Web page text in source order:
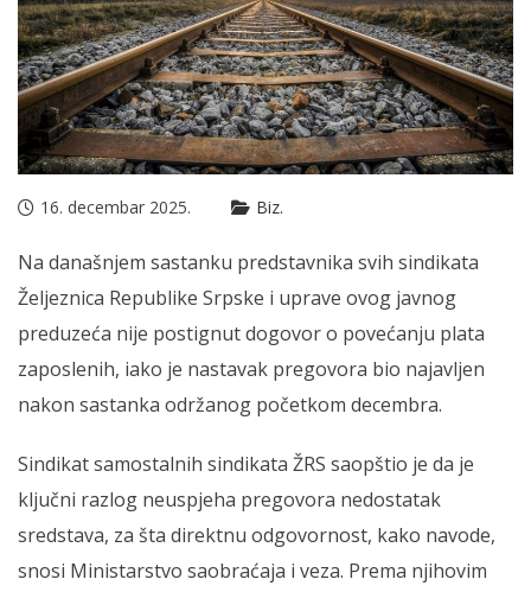
16. decembar 2025. Biz.
Na današnjem sastanku predstavnika svih sindikata
Željeznica Republike Srpske i uprave ovog javnog
preduzeća nije postignut dogovor o povećanju plata
zaposlenih, iako je nastavak pregovora bio najavljen
nakon sastanka održanog početkom decembra.
Sindikat samostalnih sindikata ŽRS saopštio je da je
ključni razlog neuspjeha pregovora nedostatak
sredstava, za šta direktnu odgovornost, kako navode,
snosi Ministarstvo saobraćaja i veza. Prema njihovim